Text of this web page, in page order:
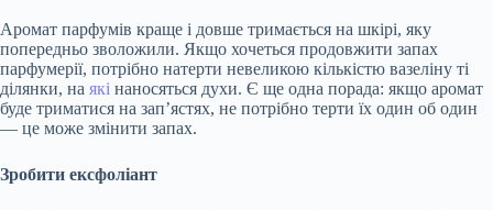
Аромат парфумів краще і довше тримається на шкірі, яку
попередньо зволожили. Якщо хочеться продовжити запах
парфумерії, потрібно натерти невеликою кількістю вазеліну ті
ділянки, на які наносяться духи. Є ще одна порада: якщо аромат
буде триматися на зап’ястях, не потрібно терти їх один об один
— це може змінити запах.
Зробити ексфоліант